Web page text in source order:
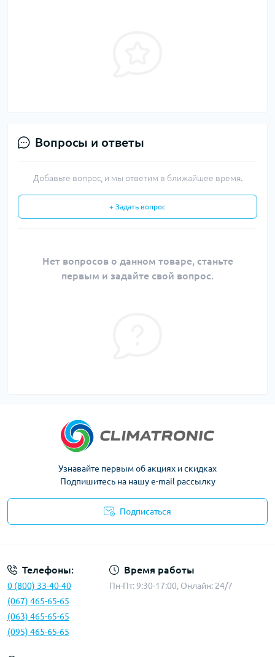
Вопросы и ответы
Добавьте вопрос, и мы ответим в ближайшее время.
+ Задать вопрос
Нет вопросов о данном товаре, станьте
первым и задайте свой вопрос.
Узнавайте первым об акциях и скидках
Подпишитесь на нашу e-mail рассылку
Подписаться
Телефоны:
0 (800) 33-40-40
(067) 465-65-65
(063) 465-65-65
(095) 465-65-65
Время работы
Пн-Пт: 9:30-17:00, Онлайн: 24/7